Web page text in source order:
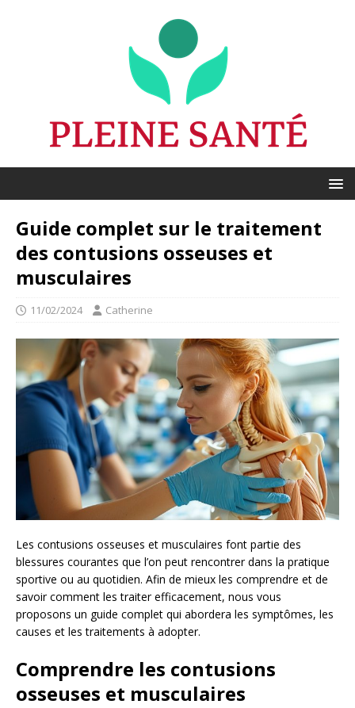
Guide complet sur le traitement
des contusions osseuses et
musculaires
11/02/2024 Catherine
Les contusions osseuses et musculaires font partie des
blessures courantes que l’on peut rencontrer dans la pratique
sportive ou au quotidien. Afin de mieux les comprendre et de
savoir comment les traiter efficacement, nous vous
proposons un guide complet qui abordera les symptômes, les
causes et les traitements à adopter.
Comprendre les contusions
osseuses et musculaires